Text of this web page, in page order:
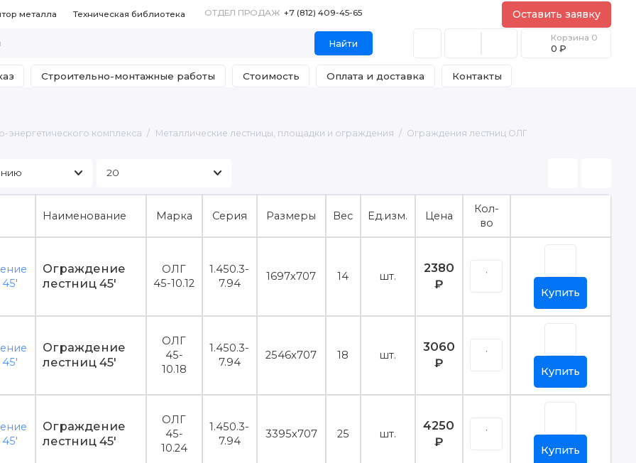
металла Техническая библиотека ОТДЕЛ ПРОДАЖ +7 (812) 409-45-65 Оставить заявку
Найти
Корзина 0
0 ₽
Строительно-монтажные работы Стоимость Оплата и доставка Контакты
энергетического комплекса Металлические лестницы, площадки и ограждения Ограждения лестниц ОЛГ
Наименование Марка Серия Размеры Вес Ед.изм. Цена
Кол-
во
Ограждение
лестниц 45'
ОЛГ
45-10.12
1.450.3-
7.94
1697x707 14 шт.
2380
₽
Купить
Ограждение
лестниц 45'
ОЛГ
45-
10.18
1.450.3-
7.94
2546x707 18 шт.
3060
₽
Купить
Ограждение
лестниц 45'
ОЛГ
45-
10.24
1.450.3-
7.94
3395x707 25 шт.
4250
₽
Купить